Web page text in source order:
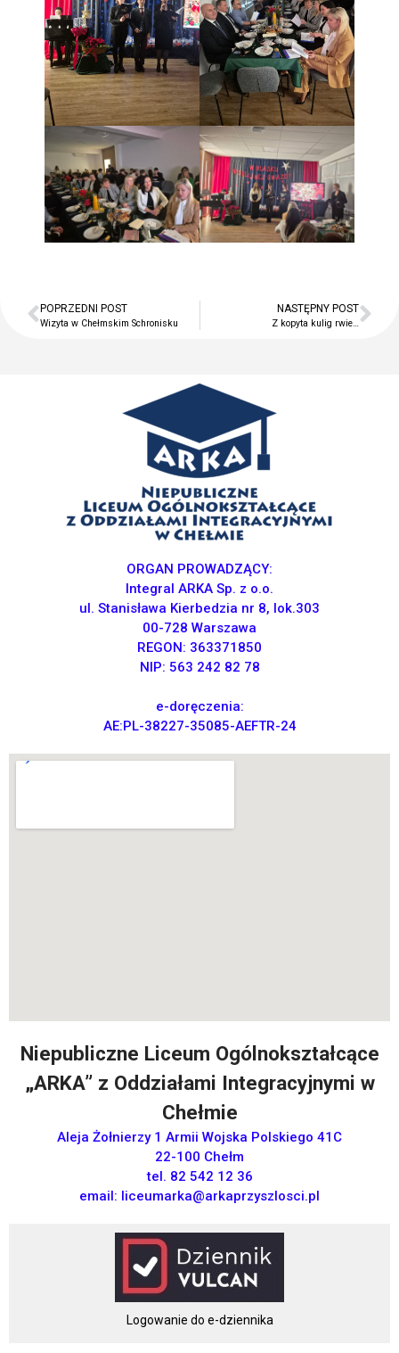
POPRZEDNI POST
Wizyta w Chełmskim Schronisku
NASTĘPNY POST
Z kopyta kulig rwie…
ORGAN PROWADZĄCY:
Integral ARKA Sp. z o.o.
ul. Stanisława Kierbedzia nr 8, lok.303
00-728 Warszawa
REGON: 363371850
NIP: 563 242 82 78
e-doręczenia:
AE:PL-38227-35085-AEFTR-24
Niepubliczne Liceum Ogólnokształcące
„ARKA” z Oddziałami Integracyjnymi w
Chełmie
Aleja Żołnierzy 1 Armii Wojska Polskiego 41C
22-100 Chełm
tel. 82 542 12 36
email: liceumarka@arkaprzyszlosci.pl
Logowanie do e-dziennika